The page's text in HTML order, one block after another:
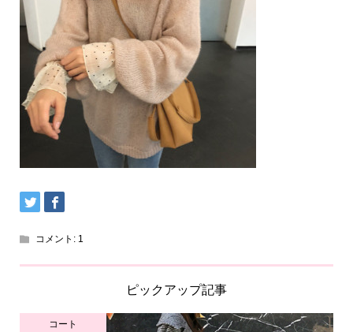
コメント: 1
ピックアップ記事
コート